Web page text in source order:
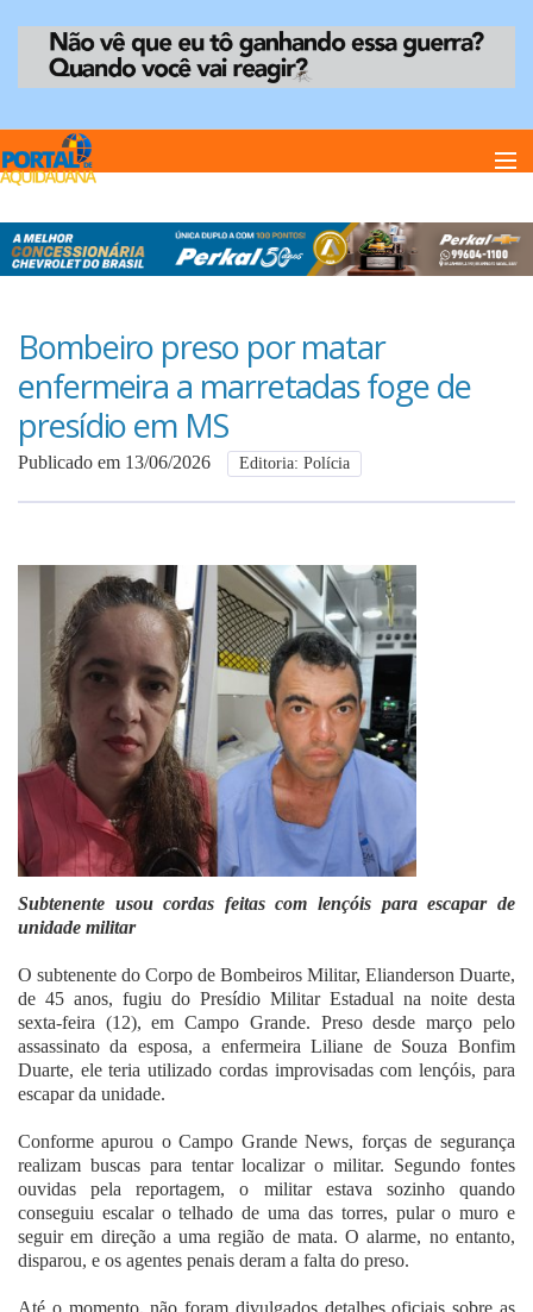
Home
Anuncie
Anuncie
Bombeiro preso por matar
enfermeira a marretadas foge de
presídio em MS
Publicado em 13/06/2026 Editoria: Polícia
Subtenente usou cordas feitas com lençóis para escapar de
unidade militar
O subtenente do Corpo de Bombeiros Militar, Elianderson Duarte,
de 45 anos, fugiu do Presídio Militar Estadual na noite desta
sexta-feira (12), em Campo Grande. Preso desde março pelo
assassinato da esposa, a enfermeira Liliane de Souza Bonfim
Duarte, ele teria utilizado cordas improvisadas com lençóis, para
escapar da unidade.
Conforme apurou o Campo Grande News, forças de segurança
realizam buscas para tentar localizar o militar. Segundo fontes
ouvidas pela reportagem, o militar estava sozinho quando
conseguiu escalar o telhado de uma das torres, pular o muro e
seguir em direção a uma região de mata. O alarme, no entanto,
disparou, e os agentes penais deram a falta do preso.
Até o momento, não foram divulgados detalhes oficiais sobre as